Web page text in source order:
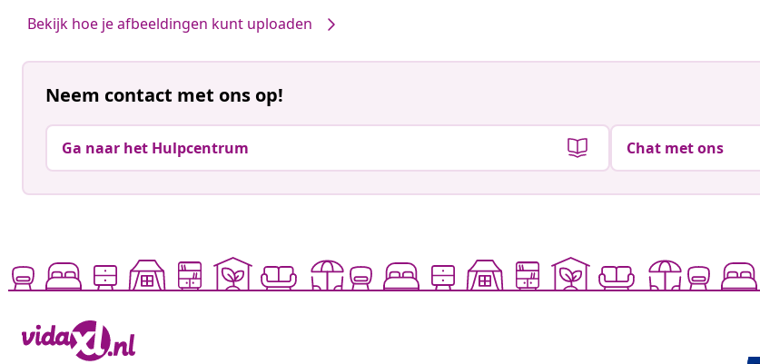
Bekijk hoe je afbeeldingen kunt uploaden
Neem contact met ons op!
Ga naar het Hulpcentrum Chat met ons